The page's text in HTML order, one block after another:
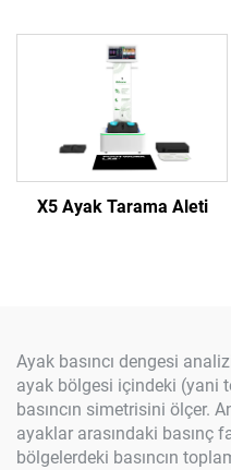
X5 Ayak Tarama Aleti
Ayak basıncı dengesi
ayak bölgesi içindeki (yani
basıncın simetrisini ölçer.
ayaklar arasındaki basınç
bölgelerdeki basıncın